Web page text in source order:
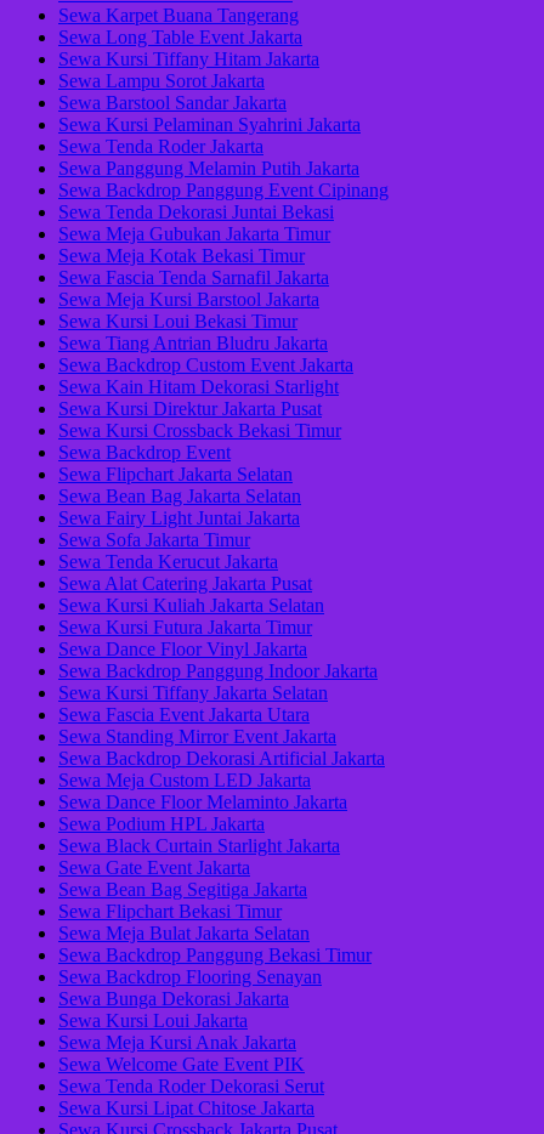
Sewa Karpet Buana Tangerang
Sewa Long Table Event Jakarta
Sewa Kursi Tiffany Hitam Jakarta
Sewa Lampu Sorot Jakarta
Sewa Barstool Sandar Jakarta
Sewa Kursi Pelaminan Syahrini Jakarta
Sewa Tenda Roder Jakarta
Sewa Panggung Melamin Putih Jakarta
Sewa Backdrop Panggung Event Cipinang
Sewa Tenda Dekorasi Juntai Bekasi
Sewa Meja Gubukan Jakarta Timur
Sewa Meja Kotak Bekasi Timur
Sewa Fascia Tenda Sarnafil Jakarta
Sewa Meja Kursi Barstool Jakarta
Sewa Kursi Loui Bekasi Timur
Sewa Tiang Antrian Bludru Jakarta
Sewa Backdrop Custom Event Jakarta
Sewa Kain Hitam Dekorasi Starlight
Sewa Kursi Direktur Jakarta Pusat
Sewa Kursi Crossback Bekasi Timur
Sewa Backdrop Event
Sewa Flipchart Jakarta Selatan
Sewa Bean Bag Jakarta Selatan
Sewa Fairy Light Juntai Jakarta
Sewa Sofa Jakarta Timur
Sewa Tenda Kerucut Jakarta
Sewa Alat Catering Jakarta Pusat
Sewa Kursi Kuliah Jakarta Selatan
Sewa Kursi Futura Jakarta Timur
Sewa Dance Floor Vinyl Jakarta
Sewa Backdrop Panggung Indoor Jakarta
Sewa Kursi Tiffany Jakarta Selatan
Sewa Fascia Event Jakarta Utara
Sewa Standing Mirror Event Jakarta
Sewa Backdrop Dekorasi Artificial Jakarta
Sewa Meja Custom LED Jakarta
Sewa Dance Floor Melaminto Jakarta
Sewa Podium HPL Jakarta
Sewa Black Curtain Starlight Jakarta
Sewa Gate Event Jakarta
Sewa Bean Bag Segitiga Jakarta
Sewa Flipchart Bekasi Timur
Sewa Meja Bulat Jakarta Selatan
Sewa Backdrop Panggung Bekasi Timur
Sewa Backdrop Flooring Senayan
Sewa Bunga Dekorasi Jakarta
Sewa Kursi Loui Jakarta
Sewa Meja Kursi Anak Jakarta
Sewa Welcome Gate Event PIK
Sewa Tenda Roder Dekorasi Serut
Sewa Kursi Lipat Chitose Jakarta
Sewa Kursi Crossback Jakarta Pusat